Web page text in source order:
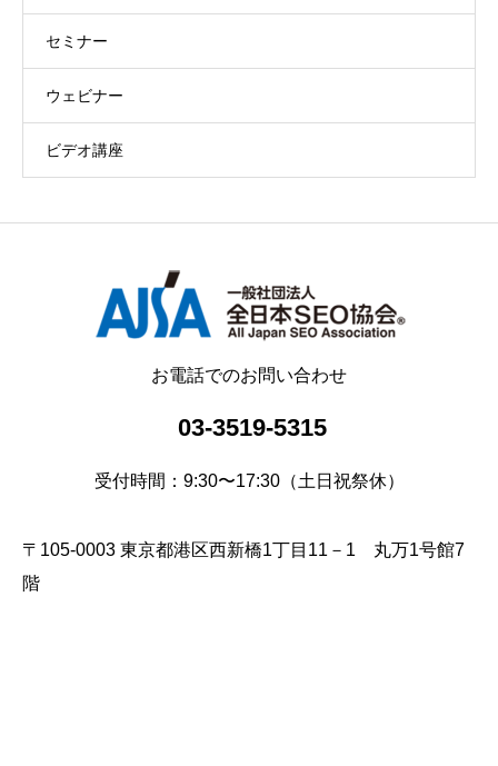
セミナー
ウェビナー
ビデオ講座
お電話でのお問い合わせ
03-3519-5315
受付時間：9:30〜17:30（土日祝祭休）
〒105-0003 東京都港区西新橋1丁目11－1 丸万1号館7
階